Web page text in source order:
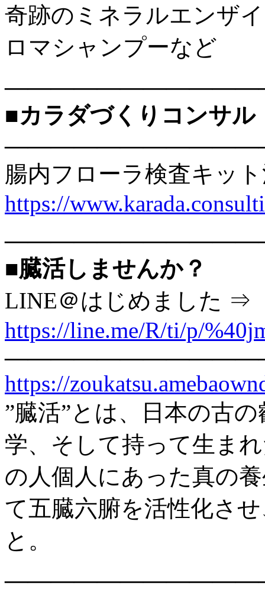
奇跡のミネラルエンザ
ロマシャンプーなど
■カラダづくりコンサル
腸内フローラ検査キッ
https://
■臓活しませんか？
LINE＠はじめました ⇒
https://line.me/R/ti/p/
https://
”臓活”とは、日本の古
学、そして持って生ま
の人個人にあった真の
て五臓六腑を活性化さ
と。